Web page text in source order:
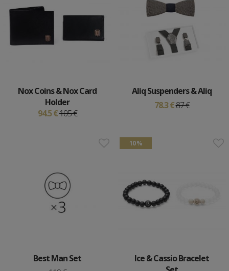
Nox Coins & Nox Card
Holder
94.5 €105 €
Aliq Suspenders & Aliq
78.3 €87 €
Best Man Set
10 %
Ice & Cassio Bracelet